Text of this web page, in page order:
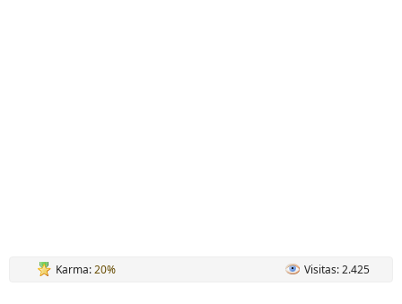
Karma:20% Visitas: 2.425